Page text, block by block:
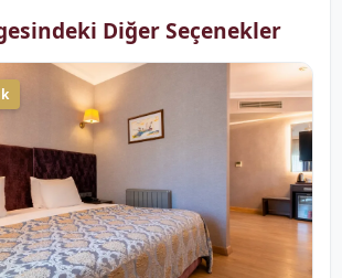
Diğer Seçenekler